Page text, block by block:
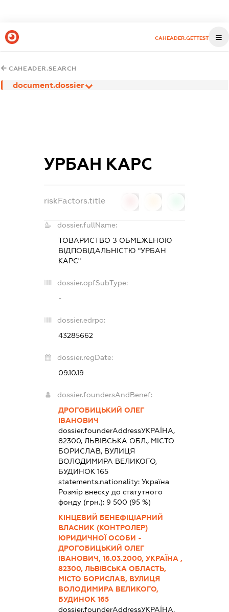
CAHEADER.GETTEST
CAHEADER.SEARCH
document.dossier
УРБАН КАРС
riskFactors.title
dossier.fullName:
ТОВАРИСТВО З ОБМЕЖЕНОЮ
ВІДПОВІДАЛЬНІСТЮ "УРБАН
КАРС"
dossier.opfSubType:
-
dossier.edrpo:
43285662
dossier.regDate:
09.10.19
dossier.foundersAndBenef:
ДРОГОБИЦЬКИЙ ОЛЕГ
ІВАНОВИЧ
dossier.founderAddressУКРАЇНА,
82300, ЛЬВІВСЬКА ОБЛ., МІСТО
БОРИСЛАВ, ВУЛИЦЯ
ВОЛОДИМИРА ВЕЛИКОГО,
БУДИНОК 165
statements.nationality: Україна
Розмір внеску до статутного
фонду (грн.): 9 500 (95 %)
КІНЦЕВИЙ БЕНЕФІЦІАРНИЙ
ВЛАСНИК (КОНТРОЛЕР)
ЮРИДИЧНОЇ ОСОБИ -
ДРОГОБИЦЬКИЙ ОЛЕГ
ІВАНОВИЧ, 16.03.2000, УКРАЇНА ,
82300, ЛЬВІВСЬКА ОБЛАСТЬ,
МІСТО БОРИСЛАВ, ВУЛИЦЯ
ВОЛОДИМИРА ВЕЛИКОГО,
БУДИНОК 165
dossier.founderAddressУКРАЇНА,